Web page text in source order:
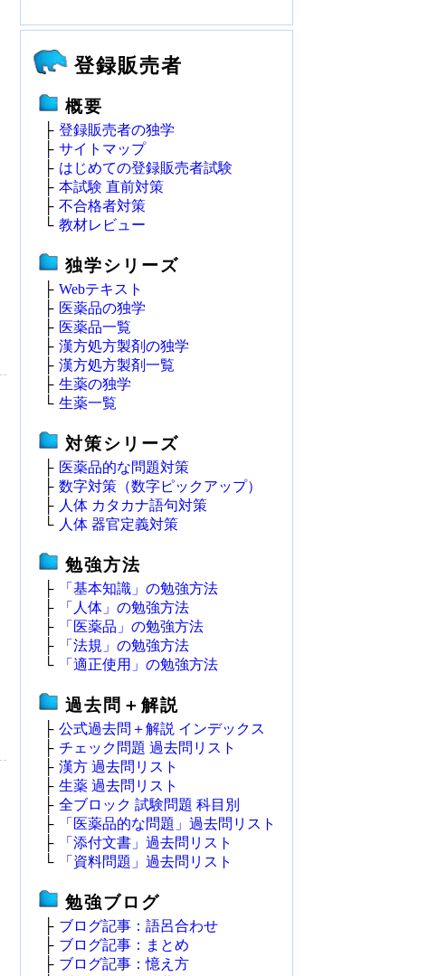
登録販売者
概要
├ 登録販売者の独学
├ サイトマップ
├ はじめての登録販売者試験
├ 本試験 直前対策
├ 不合格者対策
└ 教材レビュー
独学シリーズ
├ Webテキスト
├ 医薬品の独学
├ 医薬品一覧
├ 漢方処方製剤の独学
├ 漢方処方製剤一覧
├ 生薬の独学
└ 生薬一覧
対策シリーズ
├ 医薬品的な問題対策
├ 数字対策（数字ピックアップ）
├ 人体 カタカナ語句対策
└ 人体 器官定義対策
勉強方法
├
「基本知識」の勉強方法
├
「人体」の勉強方法
├
「医薬品」の勉強方法
├
「法規」の勉強方法
└
「適正使用」の勉強方法
過去問＋解説
├ 公式過去問＋解説 インデックス
├ チェック問題 過去問リスト
├ 漢方 過去問リスト
├ 生薬 過去問リスト
├ 全ブロック 試験問題 科目別
├
「医薬品的な問題」過去問リスト
├
「添付文書」過去問リスト
└
「資料問題」過去問リスト
勉強ブログ
├ ブログ記事：語呂合わせ
├ ブログ記事：まとめ
├ ブログ記事：憶え方